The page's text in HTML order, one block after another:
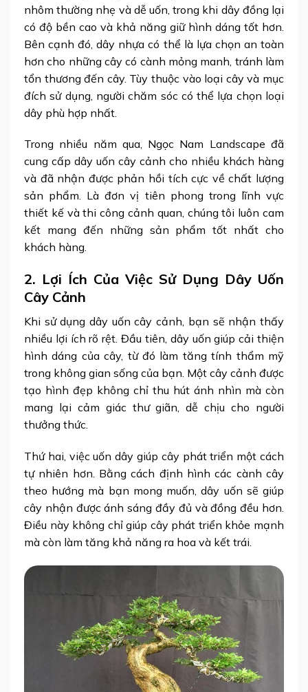
nhôm thường nhẹ và dễ uốn, trong khi dây đồng lại
có độ bền cao và khả năng giữ hình dáng tốt hơn.
Bên cạnh đó, dây nhựa có thể là lựa chọn an toàn
hơn cho những cây có cành mỏng manh, tránh làm
tổn thương đến cây. Tùy thuộc vào loại cây và mục
đích sử dụng, người chăm sóc có thể lựa chọn loại
dây phù hợp nhất.
Trong nhiều năm qua, Ngọc Nam Landscape đã
cung cấp dây uốn cây cảnh cho nhiều khách hàng
và đã nhận được phản hồi tích cực về chất lượng
sản phẩm. Là đơn vị tiên phong trong lĩnh vực
thiết kế và thi công cảnh quan, chúng tôi luôn cam
kết mang đến những sản phẩm tốt nhất cho
khách hàng.
2. Lợi Ích Của Việc Sử Dụng Dây Uốn
Cây Cảnh
Khi sử dụng dây uốn cây cảnh, bạn sẽ nhận thấy
nhiều lợi ích rõ rệt. Đầu tiên, dây uốn giúp cải thiện
hình dáng của cây, từ đó làm tăng tính thẩm mỹ
trong không gian sống của bạn. Một cây cảnh được
tạo hình đẹp không chỉ thu hút ánh nhìn mà còn
mang lại cảm giác thư giãn, dễ chịu cho người
thưởng thức.
Thứ hai, việc uốn dây giúp cây phát triển một cách
tự nhiên hơn. Bằng cách định hình các cành cây
theo hướng mà bạn mong muốn, dây uốn sẽ giúp
cây nhận được ánh sáng đầy đủ và đồng đều hơn.
Điều này không chỉ giúp cây phát triển khỏe mạnh
mà còn làm tăng khả năng ra hoa và kết trái.